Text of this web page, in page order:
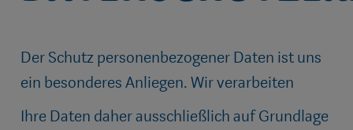
Der Schutz personenbezogener Daten ist uns
ein besonderes Anliegen. Wir verarbeiten
Ihre Daten daher ausschließlich auf Grundlage